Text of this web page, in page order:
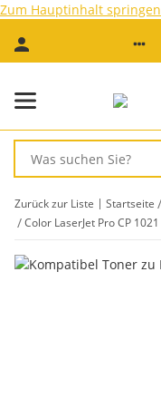
Zum Hauptinhalt springen
Zurück zur Liste Startseite
Color LaserJet Pro CP 1021